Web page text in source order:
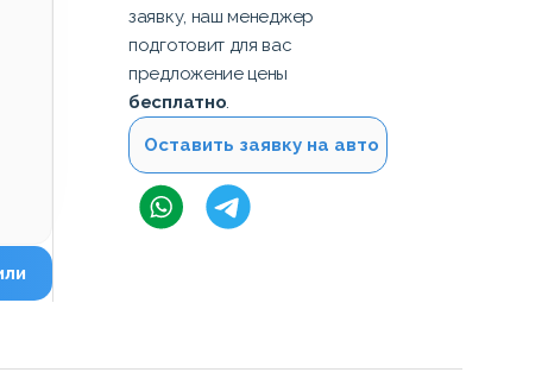
заявку, наш менеджер
подготовит для вас
предложение цены
бесплатно.
Оставить заявку на авто